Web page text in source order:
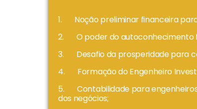
1. Noção preliminar financeira
2. O poder do autoconhecimento
3. Desafio da prosperidade para
4. Formação do Engenheiro
5. Contabilidade para
dos negócios;